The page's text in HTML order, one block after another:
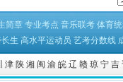
简章 专业考点 音乐联考 体育
生 高水平运动员 艺考分数线
津 陕 湘 闽 渝 皖 辽 赣 琼 宁 吉